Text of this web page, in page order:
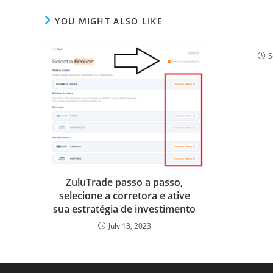
YOU MIGHT ALSO LIKE
ZuluTrade passo a passo,
selecione a corretora e ative
sua estratégia de investimento
July 13, 2023